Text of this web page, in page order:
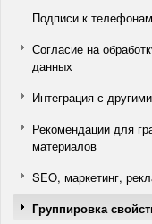
Подписи к телефонам
Согласие на
данных
Интеграция с
Рекомендации для
материалов
SEO, маркетинг,
Группировка